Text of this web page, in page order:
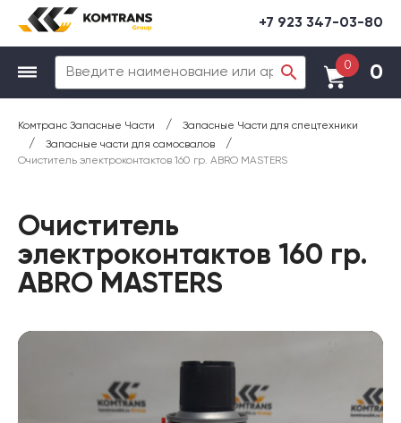
+7 923 347-03-80
0 0
Комтранс Запасные Части / Запасные Части для спецтехники
/ Запасные части для самосвалов /
Очиститель электроконтактов 160 гр. ABRO MASTERS
Очиститель
электроконтактов 160 гр.
ABRO MASTERS